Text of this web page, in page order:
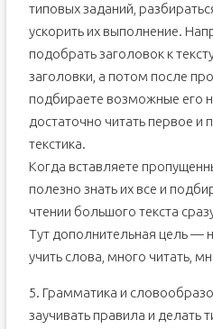
типовых заданий,
ускорить их выполнение.
подобрать заголовок к
заголовки, а потом после
подбираете возможные его
достаточно читать первое
текстика.
Когда вставляете
полезно знать их все и
чтении большого текста
Тут дополнительная цель —
учить слова, много читать,
5. Грамматика и
заучивать правила и делать